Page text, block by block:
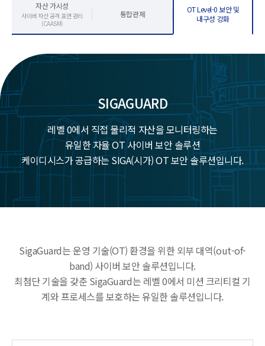
영
기
술
(OT)
보
안
전
문
기
업
자산 가시성
사이버 자산 공격 표면 관리
(CAASM)
통합관제
OT Level-0 보안 및
내구성 강화
SIGAGUARD
레벨 0에서 직접 물리적 자산을 모니터링하는
유일한 자율 OT 사이버 보안 솔루션
케이디시스가 공급하는 SIGA(시가) OT 보안 솔루션입니다.
SigaGuard는 운영 기술(OT) 환경을 위한 외부 대역(out-of-
band) 사이버 보안 솔루션입니다.
최첨단 기술을 갖춘 SigaGuard는 레벨 0에서 미션 크리티컬 기
계와 프로세스를 보호하는 유일한 솔루션입니다.